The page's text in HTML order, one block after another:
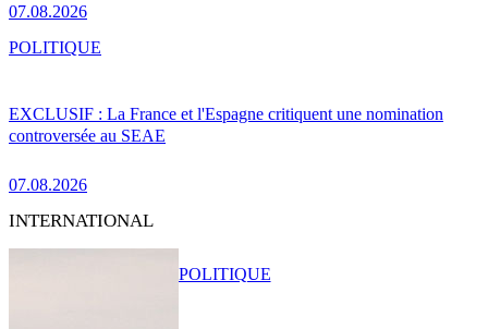
07.08.2026
EXCLUSIF : La France et l'Espagne critiquent une nomination
controversée au SEAE
07.08.2026
POLITIQUE
INTERNATIONAL
POLITIQUE